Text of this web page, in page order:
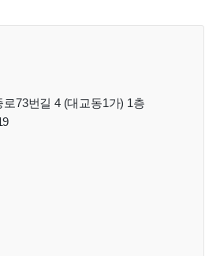
73번길 4 (대교동1가) 1층